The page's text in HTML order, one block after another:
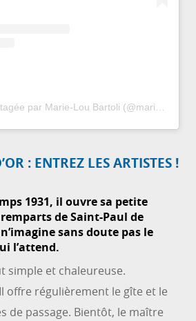
: ENTREZ LES ARTISTES !
1931, il ouvre sa petite
de Saint-Paul de
sans doute pas le
l’attend.
simple et chaleureuse.
offre régulièrement le gîte et le
de passage. Bientôt, le maître